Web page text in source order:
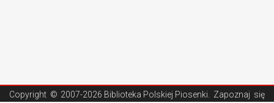
Copyright © 2007-2026 Biblioteka Polskiej Piosenki . Zapoznaj się